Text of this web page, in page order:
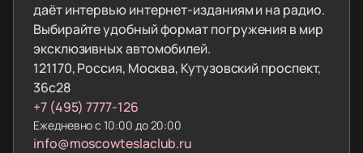
даёт интервью интернет-изданиям и на радио.
Выбирайте удобный формат погружения в мир
эксклюзивных автомобилей.
121170, Россия, Москва, Кутузовский проспект,
36с28
+7 (495) 7777-126
Ежедневно с 10:00 до 20:00
info@moscowteslaclub.ru